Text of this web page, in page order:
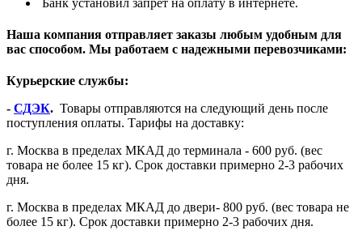
Наша компания отправляет заказы любым удобным для
вас способом. Мы работаем с надежными перевозчиками:
Курьерские службы:
- СДЭК. Товары отправляются на следующий день после
поступления оплаты. Тарифы на доставку:
г. Москва в пределах МКАД до терминала - 600 руб. (вес
товара не более 15 кг). Срок доставки примерно 2-3 рабочих
дня.
г. Москва в пределах МКАД до двери- 800 руб. (вес товара не
более 15 кг). Срок доставки примерно 2-3 рабочих дня.